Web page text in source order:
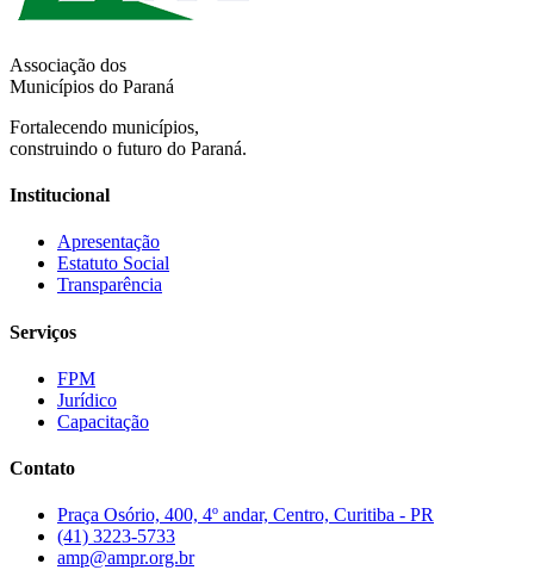
Associação dos
Municípios do Paraná
Fortalecendo municípios,
construindo o futuro do Paraná.
Institucional
Apresentação
Estatuto Social
Transparência
Serviços
FPM
Jurídico
Capacitação
Contato
Praça Osório, 400, 4º andar, Centro, Curitiba - PR
(41) 3223-5733
amp@ampr.org.br